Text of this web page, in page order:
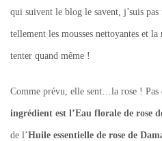
qui suivent le blog le savent, j’suis
tellement les mousses nettoyantes et
tenter quand même !
Comme prévu, elle sent…la rose ! Pas
ingrédient est l’Eau florale de rose
de l’Huile essentielle de rose de